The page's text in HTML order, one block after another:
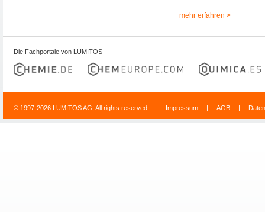
mehr erfahren >
Die Fachportale von LUMITOS
© 1997-2026 LUMITOS AG, All rights reserved Impressum | AGB |